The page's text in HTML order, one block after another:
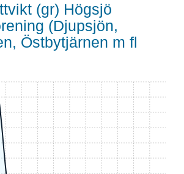
(gr) Högsjö
(Djupsjön,
Östbytjärnen m fl